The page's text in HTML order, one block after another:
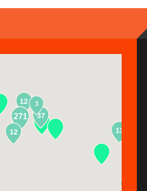
12
271
13
37
12
3